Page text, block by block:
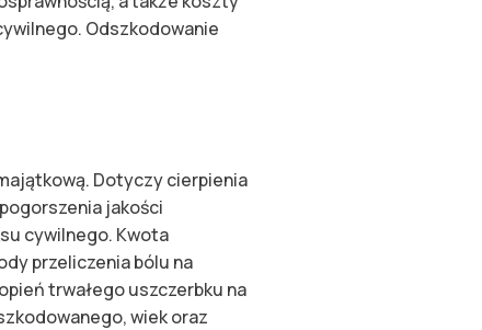
Odszkodowanie
Dotyczy cierpienia
jakości
cywilnego. Kwota
przeliczenia bólu na
trwałego uszczerbku na
wiek oraz